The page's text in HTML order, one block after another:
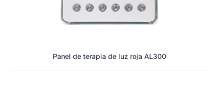
Panel de terapia de luz roja AL300